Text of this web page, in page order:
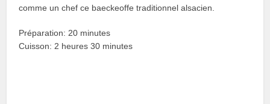
comme un chef ce baeckeoffe traditionnel alsacien.
Préparation: 20 minutes
Cuisson: 2 heures 30 minutes